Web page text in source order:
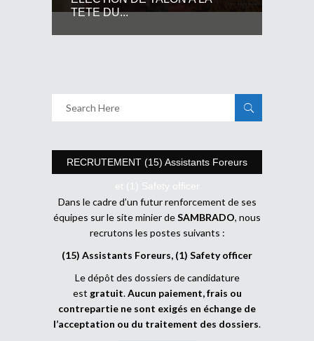
TETE DU...
RECRUTEMENT (15) Assistants Foreurs
et (1) Safety officer
Dans le cadre d’un futur renforcement de ses
équipes sur le site minier deSAMBRADO, nous
recrutons les postes suivants :
(15) Assistants Foreurs, (1) Safety officer
Le dépôt des dossiers de candidature
est gratuit.Aucun paiement, frais ou
contrepartie ne sont exigés en échange de
l’acceptation ou du traitement des dossiers.